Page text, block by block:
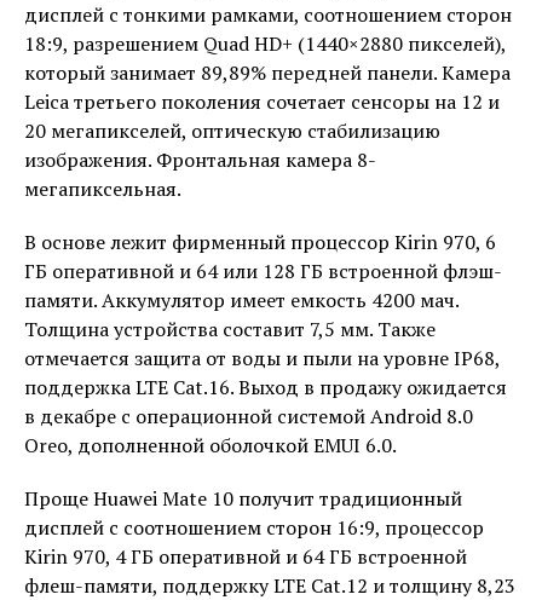
дисплей с тонкими рамками, соотношением сторон
18:9, разрешением Quad HD+ (1440×2880 пикселей),
который занимает 89,89% передней панели. Камера
Leica третьего поколения сочетает сенсоры на 12 и
20 мегапикселей, оптическую стабилизацию
изображения. Фронтальная камера 8-
мегапиксельная.
В основе лежит фирменный процессор Kirin 970, 6
ГБ оперативной и 64 или 128 ГБ встроенной флэш-
памяти. Аккумулятор имеет емкость 4200 мач.
Толщина устройства составит 7,5 мм. Также
отмечается защита от воды и пыли на уровне IP68,
поддержка LTE Cat.16. Выход в продажу ожидается
в декабре с операционной системой Android 8.0
Oreo, дополненной оболочкой EMUI 6.0.
Проще Huawei Mate 10 получит традиционный
дисплей с соотношением сторон 16:9, процессор
Kirin 970, 4 ГБ оперативной и 64 ГБ встроенной
флеш-памяти, поддержку LTE Cat.12 и толщину 8,23